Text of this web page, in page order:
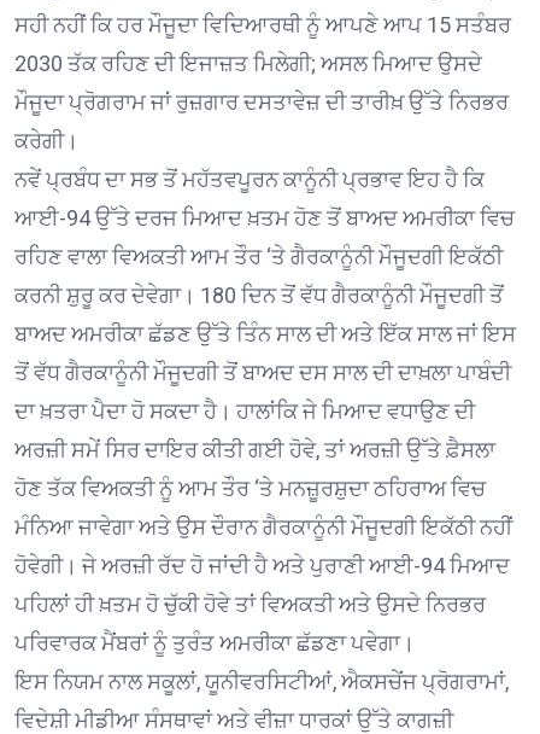
ਸਹੀ ਨਹੀਂ ਕਿ ਹਰ ਮੌਜੂਦਾ ਵਿਦਿਆਰਥੀ ਨੂੰ ਆਪਣੇ ਆਪ 15 ਸਤੰਬਰ
2030 ਤੱਕ ਰਹਿਣ ਦੀ ਇਜਾਜ਼ਤ ਮਿਲੇਗੀ; ਅਸਲ ਮਿਆਦ ਉਸਦੇ
ਮੌਜੂਦਾ ਪ੍ਰੋਗਰਾਮ ਜਾਂ ਰੁਜ਼ਗਾਰ ਦਸਤਾਵੇਜ਼ ਦੀ ਤਾਰੀਖ਼ ਉੱਤੇ ਨਿਰਭਰ
ਕਰੇਗੀ।
ਨਵੇਂ ਪ੍ਰਬੰਧ ਦਾ ਸਭ ਤੋਂ ਮਹੱਤਵਪੂਰਨ ਕਾਨੂੰਨੀ ਪ੍ਰਭਾਵ ਇਹ ਹੈ ਕਿ
ਆਈ-94 ਉੱਤੇ ਦਰਜ ਮਿਆਦ ਖ਼ਤਮ ਹੋਣ ਤੋਂ ਬਾਅਦ ਅਮਰੀਕਾ ਵਿਚ
ਰਹਿਣ ਵਾਲਾ ਵਿਅਕਤੀ ਆਮ ਤੌਰ ‘ਤੇ ਗੈਰਕਾਨੂੰਨੀ ਮੌਜੂਦਗੀ ਇਕੱਠੀ
ਕਰਨੀ ਸ਼ੁਰੂ ਕਰ ਦੇਵੇਗਾ। 180 ਦਿਨ ਤੋਂ ਵੱਧ ਗੈਰਕਾਨੂੰਨੀ ਮੌਜੂਦਗੀ ਤੋਂ
ਬਾਅਦ ਅਮਰੀਕਾ ਛੱਡਣ ਉੱਤੇ ਤਿੰਨ ਸਾਲ ਦੀ ਅਤੇ ਇੱਕ ਸਾਲ ਜਾਂ ਇਸ
ਤੋਂ ਵੱਧ ਗੈਰਕਾਨੂੰਨੀ ਮੌਜੂਦਗੀ ਤੋਂ ਬਾਅਦ ਦਸ ਸਾਲ ਦੀ ਦਾਖ਼ਲਾ ਪਾਬੰਦੀ
ਦਾ ਖ਼ਤਰਾ ਪੈਦਾ ਹੋ ਸਕਦਾ ਹੈ। ਹਾਲਾਂਕਿ ਜੇ ਮਿਆਦ ਵਧਾਉਣ ਦੀ
ਅਰਜ਼ੀ ਸਮੇਂ ਸਿਰ ਦਾਇਰ ਕੀਤੀ ਗਈ ਹੋਵੇ, ਤਾਂ ਅਰਜ਼ੀ ਉੱਤੇ ਫ਼ੈਸਲਾ
ਹੋਣ ਤੱਕ ਵਿਅਕਤੀ ਨੂੰ ਆਮ ਤੌਰ ‘ਤੇ ਮਨਜ਼ੂਰਸ਼ੁਦਾ ਠਹਿਰਾਅ ਵਿਚ
ਮੰਨਿਆ ਜਾਵੇਗਾ ਅਤੇ ਉਸ ਦੌਰਾਨ ਗੈਰਕਾਨੂੰਨੀ ਮੌਜੂਦਗੀ ਇਕੱਠੀ ਨਹੀਂ
ਹੋਵੇਗੀ। ਜੇ ਅਰਜ਼ੀ ਰੱਦ ਹੋ ਜਾਂਦੀ ਹੈ ਅਤੇ ਪੁਰਾਣੀ ਆਈ-94 ਮਿਆਦ
ਪਹਿਲਾਂ ਹੀ ਖ਼ਤਮ ਹੋ ਚੁੱਕੀ ਹੋਵੇ ਤਾਂ ਵਿਅਕਤੀ ਅਤੇ ਉਸਦੇ ਨਿਰਭਰ
ਪਰਿਵਾਰਕ ਮੈਂਬਰਾਂ ਨੂੰ ਤੁਰੰਤ ਅਮਰੀਕਾ ਛੱਡਣਾ ਪਵੇਗਾ।
ਇਸ ਨਿਯਮ ਨਾਲ ਸਕੂਲਾਂ, ਯੂਨੀਵਰਸਿਟੀਆਂ, ਐਕਸਚੇਂਜ ਪ੍ਰੋਗਰਾਮਾਂ,
ਵਿਦੇਸ਼ੀ ਮੀਡੀਆ ਸੰਸਥਾਵਾਂ ਅਤੇ ਵੀਜ਼ਾ ਧਾਰਕਾਂ ਉੱਤੇ ਕਾਗਜ਼ੀ